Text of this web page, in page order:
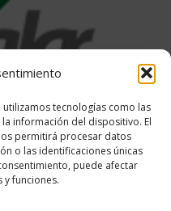
tecnologías como las
información del dispositivo. El
permitirá procesar datos
o las identificaciones únicas
puede afectar
y funciones.